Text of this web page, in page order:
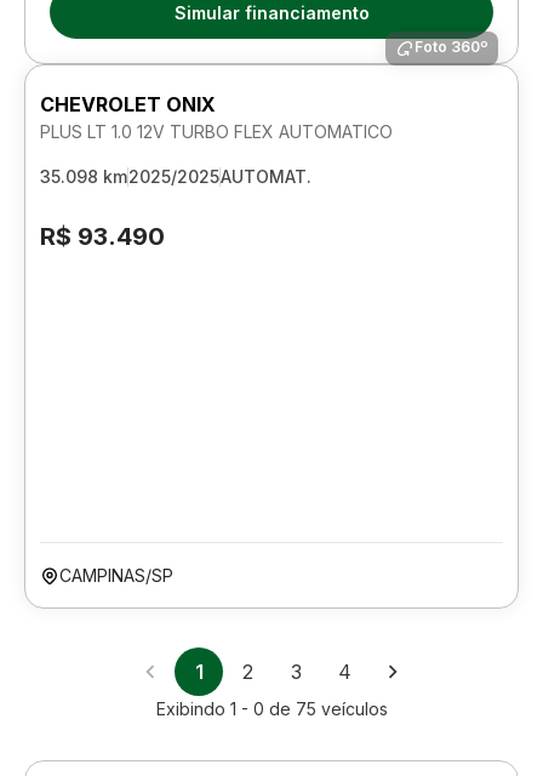
Simular financiamento
Foto 360º
CHEVROLET ONIX
PLUS LT 1.0 12V TURBO FLEX AUTOMATICO
35.098 km2025/2025AUTOMAT.
R$ 93.490
CAMPINAS/SP
1 2 3 4
Exibindo 1 - 0 de 75 veículos